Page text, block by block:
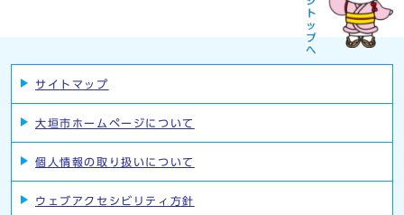
サイトマップ
大垣市ホームページについて
個人情報の取り扱いについて
ウェブアクセシビリティ方針